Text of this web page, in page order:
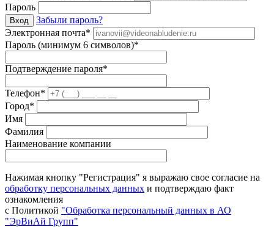
Пароль
Вход
Забыли пароль?
Электронная почта*
Пароль (минимум 6 символов)*
Подтверждение пароля*
Телефон*
Город*
Имя
Фамилия
Наименование компании
Нажимая кнопку "Регистрация" я выражаю свое согласие на
обработку персональных данных и подтверждаю факт
ознакомления
с Политикой "Обработка персональный данных в АО
"ЭрВиАй Групп"